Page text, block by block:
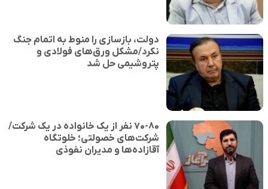
دولت، بازسازی را منوط به اتمام جنگ
نکرد/مشکل ورق‌های فولادی و
پتروشیمی حل شد
۷۰-۸۰ نفر از یک خانواده در یک شرکت/
شرکت‌های خصولتی؛ خلوتگاه
آقازاده‌ها و مدیران نفوذی